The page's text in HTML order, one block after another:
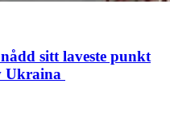
sitt laveste punkt
Ukraina